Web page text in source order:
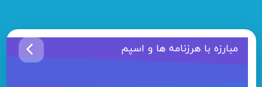
مبارزه با هرزنامه ها و اسپم